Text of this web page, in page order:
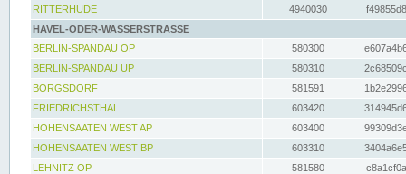
RITTERHUDE
4940030
HAVEL-ODER-WASSERSTRASSE
BERLIN-SPANDAU OP
580300
BERLIN-SPANDAU UP
580310
BORGSDORF
581591
FRIEDRICHSTHAL
603420
HOHENSAATEN WEST AP
603400
HOHENSAATEN WEST BP
603310
LEHNITZ OP
581580